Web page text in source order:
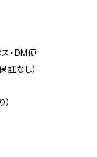
・DM便
証なし）